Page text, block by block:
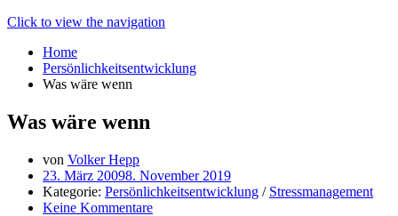
Click to view the navigation
Home
Persönlichkeitsentwicklung
Was wäre wenn
Was wäre wenn
von Volker Hepp
23. März 20098. November 2019
Kategorie: Persönlichkeitsentwicklung / Stressmanagement
Keine Kommentare